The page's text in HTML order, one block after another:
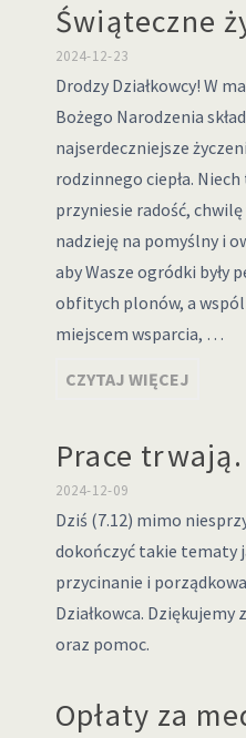
Świąteczne
2024-12-23
Drodzy Działkowcy! W
Bożego Narodzenia
najserdeczniejsze
rodzinnego ciepła.
przyniesie radość,
nadzieję na pomyślny i
aby Wasze ogródki były
obfitych plonów, a
miejscem wsparcia, …
CZYTAJ WIĘCEJ
Prace
2024-12-09
Dziś (7.12) mimo
dokończyć takie tematy
przycinanie i
Działkowca.
oraz pomoc.
Opłaty za